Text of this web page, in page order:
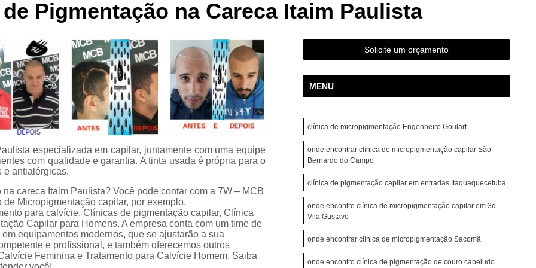
Curso de Micropigmentação para Iniciantes Rio Grande da Serra
Curso de Micropigmentação Santo André
Curso de Pigmentação Capilar Ribeirão Pires
Curso Micropigmentação Capilar São Caetano do Sul
Curso Presencial de Micropigmentação Santo André
Cursos de Micropigmentação Capilar São Bernardo do Campo
Cursos de Micropigmentação de Capilar Presencial Mauá
Micropigmentação Capilar 3d
Micropigmentação Capilar com Dermografo
Micropigmentação Capilar em 3d
Micropigmentação Capilar Feminina
Micropigmentação Capilar nas Entradas
Micropigmentação Capilar para Calvície
Micropigmentação Capilar para Entradas
Micropigmentação Cabelo
Micropigmentação Cabelo Feminino
Pigmentação na Careca Itaim Paulista
especializada em capilar, juntamente com uma equipe
com qualidade e garantia. A tinta usada é própria para o
e antialérgicas.
careca Itaim Paulista? Você pode contar com a 7W – MCB
Micropigmentação capilar, por exemplo,
para calvície, Clínicas de pigmentação capilar, Clínica
Capilar para Homens. A empresa conta com um time de
equipamentos modernos, que se ajustarão a sua
e profissional, e também oferecemos outros
Feminina e Tratamento para Calvície Homem. Saiba
Solicite um orçamento
MENU
clínica de micropigmentação Engenheiro Goulart
onde encontrar clínica de micropigmentação capilar São
Bernardo do Campo
clínica de pigmentação capilar em entradas Itaquaquecetuba
onde encontro clínica de micropigmentação capilar em 3d
Vila Gustavo
onde encontrar clínica de micropigmentação Sacomã
onde encontro clínica de pigmentação de couro cabeludo